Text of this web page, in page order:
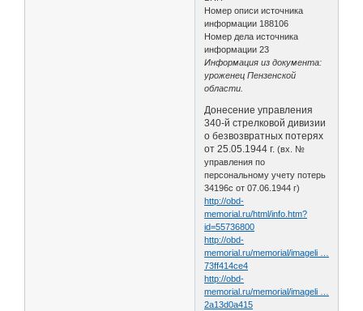
Номер описи источника
информации 188106
Номер дела источника
информации 23
Информация из документа:
уроженец Пензенской
области.
Донесение управления
340-й стрелковой дивизии
о безвозвратных потерях
от 25.05.1944 г. (вх. №
управления по
персональному учету потерь
34196с от 07.06.1944 г)
http://obd-
memorial.ru/html/info.htm?
id=55736800
http://obd-
memorial.ru/memorial/imageli …
73ff414ce4
http://obd-
memorial.ru/memorial/imageli …
2a13d0a415